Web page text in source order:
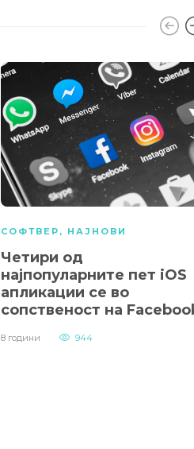
СОФТВЕР , НАЈНОВИ
Четири од
најпопуларните пет iOS
апликации се во
сопственост на
8 години 944